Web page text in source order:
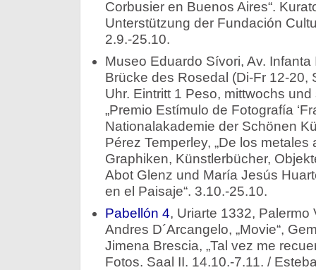
Corbusier en Buenos Aires“.
Unterstützung der Fundación
2.9.-25.10.
Museo Eduardo Sívori, Av.
Brücke des Rosedal (Di-Fr 12-20,
Uhr. Eintritt 1 Peso, mittwochs
„Premio Estímulo de Fotografía
Nationalakademie der Schönen
Pérez Temperley, „De los metales
Graphiken, Künstlerbücher,
Abot Glenz und María Jesús
en el Paisaje“. 3.10.-25.10.
Pabellón 4, Uriarte 1332, Palermo
Andres D´Arcangelo, „Movie“,
Jimena Brescia, „Tal vez me
Fotos. Saal II. 14.10.-7.11. /